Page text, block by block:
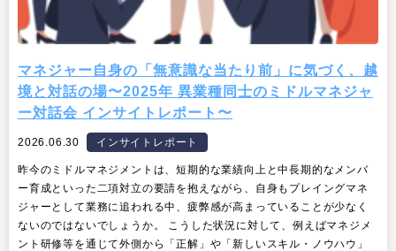
マネジャー自身の「無意識な当たり前」に気づく、越
境と対話の場〜2025年 異業種同士のミドルマネジャ
ー対話会 インサイトレポート〜
2026.06.30 インサイトレポート
昨今のミドルマネジメントは、短期的な業績向上と中長期的なメンバ
ー育成といった二項対立の要請を抱えながら、自身もプレイングマネ
ジャーとして業務に追われる中、疲弊感が高まっていることが少なく
ないのではないでしょうか。 こうした状況に対して、例えばマネジメ
ント研修等を通じて外側から「正解」や「新しいスキル・ノウハウ」